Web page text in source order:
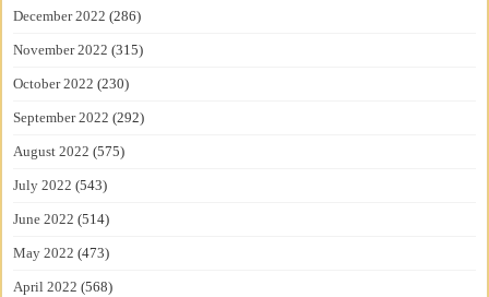
December 2022 (286)
November 2022 (315)
October 2022 (230)
September 2022 (292)
August 2022 (575)
July 2022 (543)
June 2022 (514)
May 2022 (473)
April 2022 (568)